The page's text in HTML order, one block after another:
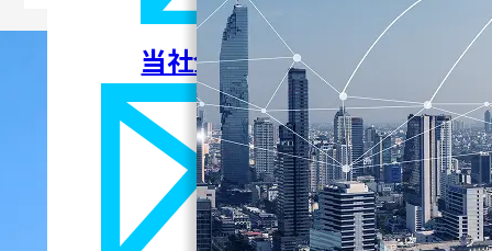
当社全般について